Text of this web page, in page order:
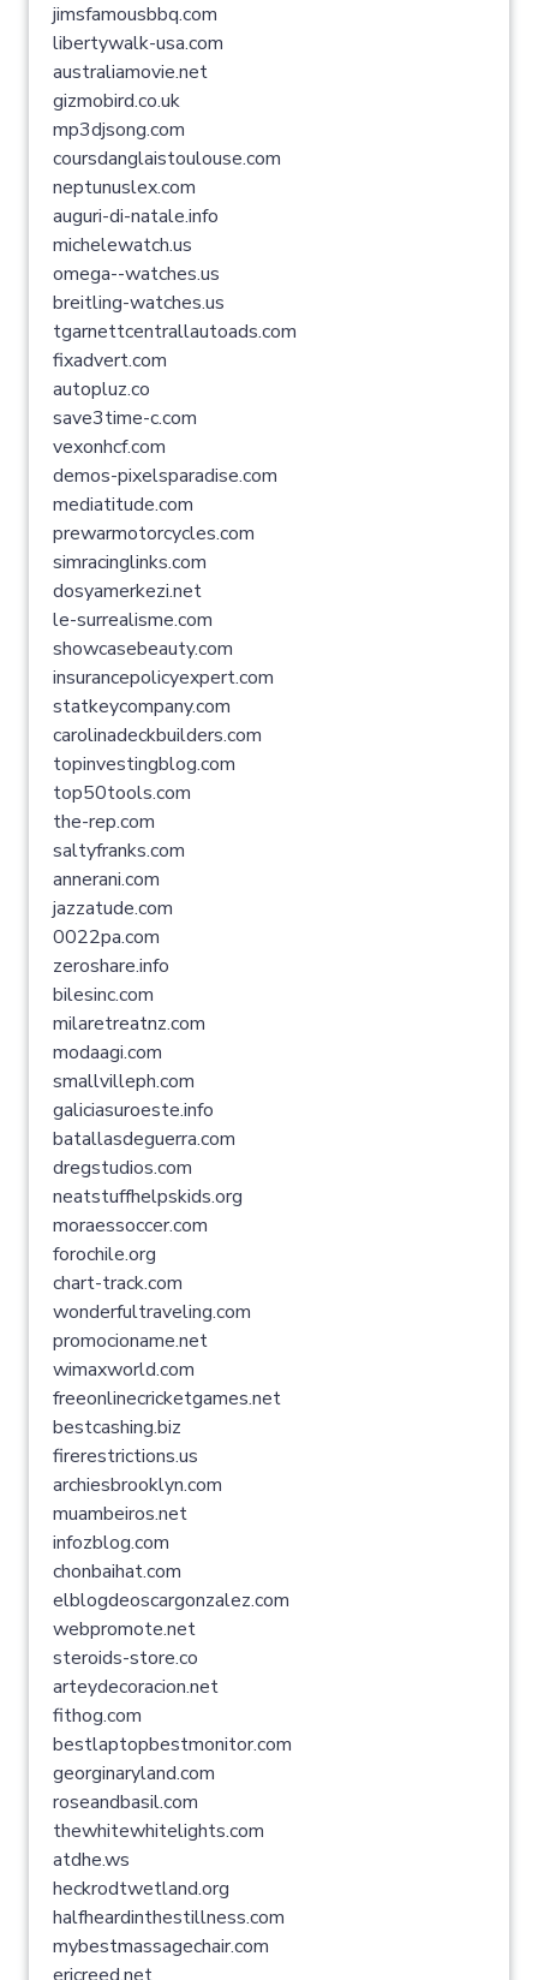
jimsfamousbbq.com
libertywalk-usa.com
australiamovie.net
gizmobird.co.uk
mp3djsong.com
coursdanglaistoulouse.com
neptunuslex.com
auguri-di-natale.info
michelewatch.us
omega--watches.us
breitling-watches.us
tgarnettcentrallautoads.com
fixadvert.com
autopluz.co
save3time-c.com
vexonhcf.com
demos-pixelsparadise.com
mediatitude.com
prewarmotorcycles.com
simracinglinks.com
dosyamerkezi.net
le-surrealisme.com
showcasebeauty.com
insurancepolicyexpert.com
statkeycompany.com
carolinadeckbuilders.com
topinvestingblog.com
top50tools.com
the-rep.com
saltyfranks.com
annerani.com
jazzatude.com
0022pa.com
zeroshare.info
bilesinc.com
milaretreatnz.com
modaagi.com
smallvilleph.com
galiciasuroeste.info
batallasdeguerra.com
dregstudios.com
neatstuffhelpskids.org
moraessoccer.com
forochile.org
chart-track.com
wonderfultraveling.com
promocioname.net
wimaxworld.com
freeonlinecricketgames.net
bestcashing.biz
firerestrictions.us
archiesbrooklyn.com
muambeiros.net
infozblog.com
chonbaihat.com
elblogdeoscargonzalez.com
webpromote.net
steroids-store.co
arteydecoracion.net
fithog.com
bestlaptopbestmonitor.com
georginaryland.com
roseandbasil.com
thewhitewhitelights.com
atdhe.ws
heckrodtwetland.org
halfheardinthestillness.com
mybestmassagechair.com